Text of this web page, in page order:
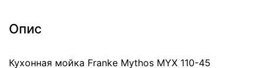
Опис
Кухонная мойка Franke Mythos MYX 110-45